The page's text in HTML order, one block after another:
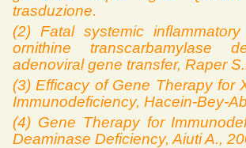
trasduzione.
(2) Fatal systemic
ornithine transcarbamylase
adenoviral gene transfer, Raper
(3) Efficacy of Gene Therapy for
Immunodeficiency, Hacein-Bey-
(4) Gene Therapy for
Deaminase Deficiency, Aiuti A.,